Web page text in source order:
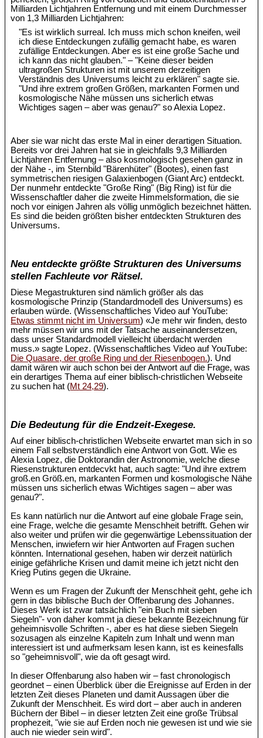
Milliarden Lichtjahren Entfernung und mit einem Durchmesser
von 1,3 Milliarden Lichtjahren:
"Es ist wirklich surreal. Ich muss mich schon kneifen, weil
ich diese Entdeckungen zufällig gemacht habe, es waren
zufällige Entdeckungen. Aber es ist eine große Sache und
ich kann das nicht glauben." – "Keine dieser beiden
ultragroßen Strukturen ist mit unserem derzeitigen
Verständnis des Universums leicht zu erklären" sagte sie.
"Und ihre extrem großen Größen, markanten Formen und
kosmologische Nähe müssen uns sicherlich etwas
Wichtiges sagen – aber was genau?" so Alexia Lopez.
Aber sie war nicht das erste Mal in einer derartigen Situation.
Bereits vor drei Jahren hat sie in gleichfalls 9,3 Milliarden
Lichtjahren Entfernung – also kosmologisch gesehen ganz in
der Nähe -, im Sternbild "Bärenhüter" (Bootes), einen fast
symmetrischen riesigen Galaxienbogen (Giant Arc) entdeckt.
Der nunmehr entdeckte "Große Ring" (Big Ring) ist für die
Wissenschaftler daher die zweite Himmelsformation, die sie
noch vor einigen Jahren als völlig unmöglich bezeichnet hätten.
Es sind die beiden größten bisher entdeckten Strukturen des
Universums.
Neu entdeckte größte Strukturen des Universums
stellen Fachleute vor Rätsel.
Diese Megastrukturen sind nämlich größer als das
kosmologische Prinzip (Standardmodell des Universums) es
erlauben würde. (Wissenschaftliches Video auf YouTube:
Etwas stimmt nicht im Universum) «Je mehr wir finden, desto
mehr müssen wir uns mit der Tatsache auseinandersetzen,
dass unser Standardmodell vielleicht überdacht werden
muss.» sagte Lopez. (Wissenschaftliches Video auf YouTube:
Die Quasare, der große Ring und der Riesenbogen.). Und
damit wären wir auch schon bei der Antwort auf die Frage, was
ein derartiges Thema auf einer biblisch-christlichen Webseite
zu suchen hat (Mt 24,29).
Die Bedeutung für die Endzeit-Exegese.
Auf einer biblisch-christlichen Webseite erwartet man sich in so
einem Fall selbstverständlich eine Antwort von Gott. Wie es
Alexia Lopez, die Doktorandin der Astronomie, welche diese
Riesenstrukturen entdecvkt hat, auch sagte: "Und ihre extrem
groß.en Größ.en, markanten Formen und kosmologische Nähe
müssen uns sicherlich etwas Wichtiges sagen – aber was
genau?".
Es kann natürlich nur die Antwort auf eine globale Frage sein,
eine Frage, welche die gesamte Menschheit betrifft. Gehen wir
also weiter und prüfen wir die gegenwärtige Lebenssituation der
Menschen, inwiefern wir hier Antworten auf Fragen suchen
könnten. International gesehen, haben wir derzeit natürlich
einige gefährliche Krisen und damit meine ich jetzt nicht den
Krieg Putins gegen die Ukraine.
Wenn es um Fragen der Zukunft der Menschheit geht, gehe ich
gern in das biblische Buch der Offenbarung des Johannes.
Dieses Werk ist zwar tatsächlich "ein Buch mit sieben
Siegeln"- von daher kommt ja diese bekannte Bezeichnung für
geheimnisvolle Schriften -, aber es hat diese sieben Siegeln
sozusagen als einzelne Kapiteln zum Inhalt und wenn man
interessiert ist und aufmerksam lesen kann, ist es keinesfalls
so "geheimnisvoll", wie da oft gesagt wird.
In dieser Offenbarung also haben wir – fast chronologisch
geordnet – einen Überblick über die Ereignisse auf Erden in der
letzten Zeit dieses Planeten und damit Aussagen über die
Zukunft der Menschheit. Es wird dort – aber auch in anderen
Büchern der Bibel – in dieser letzten Zeit eine große Trübsal
prophezeit, "wie sie auf Erden noch nie gewesen ist und wie sie
auch nie wieder sein wird".